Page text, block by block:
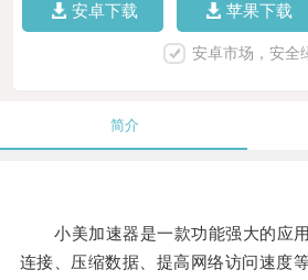
安卓下载 苹果下载
安卓市场，安全
简介
小美加速器是一款功能强大的应用
连接、压缩数据、提高网络访问速度